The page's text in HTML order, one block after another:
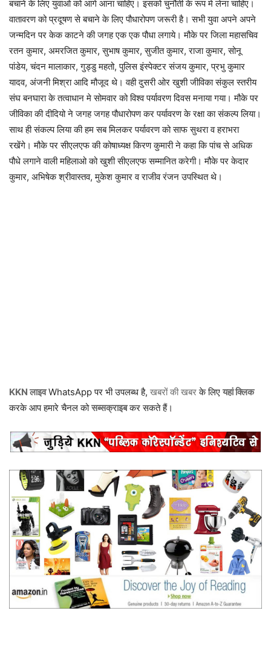
बचाने के लिए युवाओ को आगे आना चाहिए। इसको चुनौती के रूप मे लेना चाहिए।
वातावरण को प्रदूषण से बचाने के लिए पौधारोपण जरूरी है। सभी युवा अपने अपने
जन्मदिन पर केक काटने की जगह एक एक पौधा लगाये। मौके पर जिला महासचिव
रतन कुमार, अमरजित कुमार, सुभाष कुमार, सुजीत कुमार, राजा कुमार, सोनू
पांडेय, चंदन मालाकार, गुड्डु महतो, पुलिस इंस्पेक्टर संजय कुमार, प्रभु कुमार
यादव, अंजनी मिश्रा आदि मौजूद थे। वही दुसरी ओर खुशी जीविका संकुल स्तरीय
संघ बनघारा के तत्वाधान मे सोमवार को विश्व पर्यावरण दिवस मनाया गया। मौके पर
जीविका की दीदियो ने जगह जगह पौधारोपण कर पर्यावरण के रक्षा का संकल्प लिया।
साथ ही संकल्प लिया की हम सब मिलकर पर्यावरण को साफ सुथरा व हराभरा
रखेंगे। मौके पर सीएलएफ की कोषाध्यक्ष किरण कुमारी ने कहा कि पांच से अधिक
पौधे लगाने वाली महिलाओ को खुशी सीएलएफ सम्मानित करेगी। मौके पर केदार
कुमार, अभिषेक श्रीवास्तव, मुकेश कुमार व राजीव रंजन उपस्थित थे।
KKN लाइवWhatsApp पर भी उपलब्ध है, खबरों की खबरके लिए यहां क्लिक
करके आप हमारे चैनल कोसब्सक्राइबकर सकते हैं।